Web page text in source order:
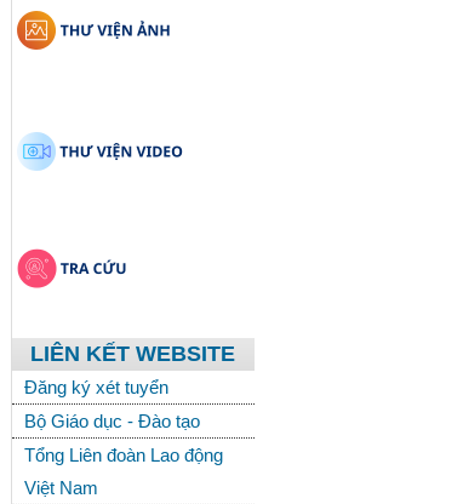
LIÊN KẾT WEBSITE
Đăng ký xét tuyển
Bộ Giáo dục - Đào tạo
Tổng Liên đoàn Lao động
Việt Nam